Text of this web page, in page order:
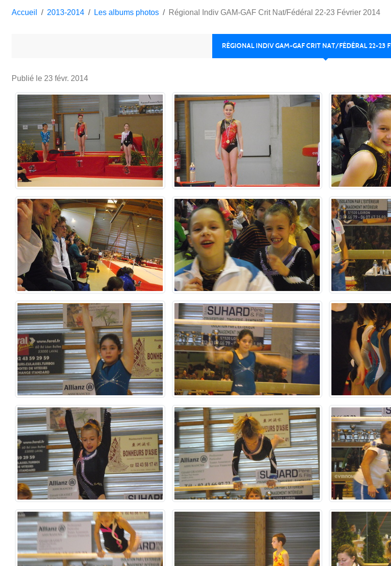
Accueil 2013-2014 Les albums photos Régional Indiv GAM-GAF Crit Nat/Fédéral 22-23 Février 2014
RÉGIONAL INDIV GAM-GAF CRIT NAT/FÉDÉRAL 22-23
Publié le 23 févr. 2014